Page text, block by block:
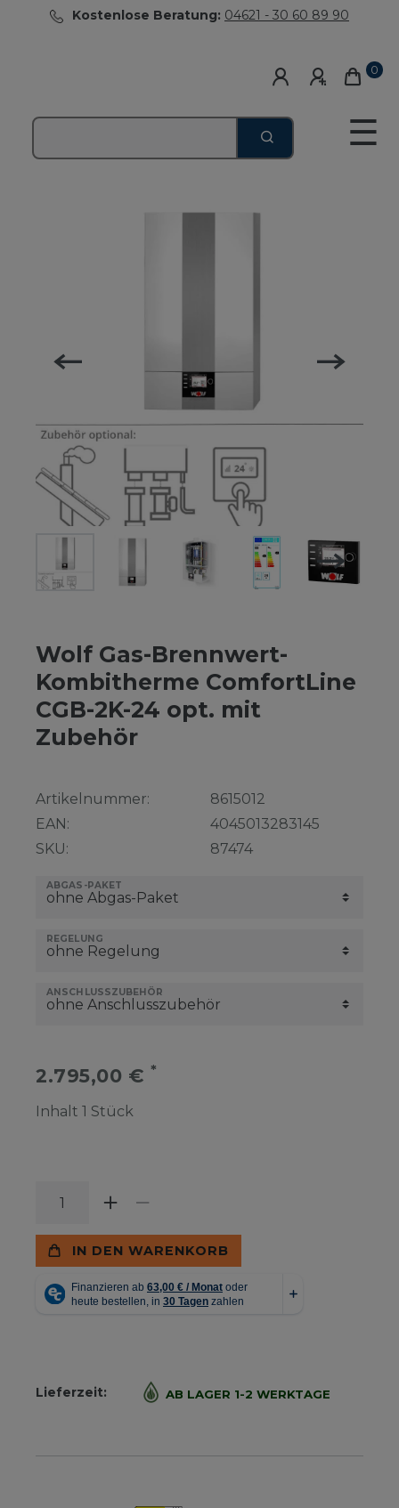
Kostenlose Beratung: 04621 - 30 60 89 90
0
☰
Wolf Gas-Brennwert-
Kombitherme ComfortLine
CGB-2K-24 opt. mit
Zubehör
Artikelnummer:
EAN:
SKU:
8615012
4045013283145
87474
ABGAS-PAKET
REGELUNG
ANSCHLUSSZUBEHÖR
2.795,00 € *
Inhalt 1 Stück
IN DEN WARENKORB
Lieferzeit: AB LAGER 1-2 WERKTAGE